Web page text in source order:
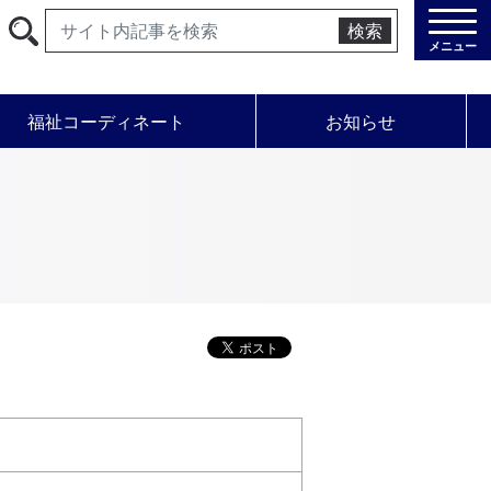
検索
メニュー
福祉コーディネート お知らせ